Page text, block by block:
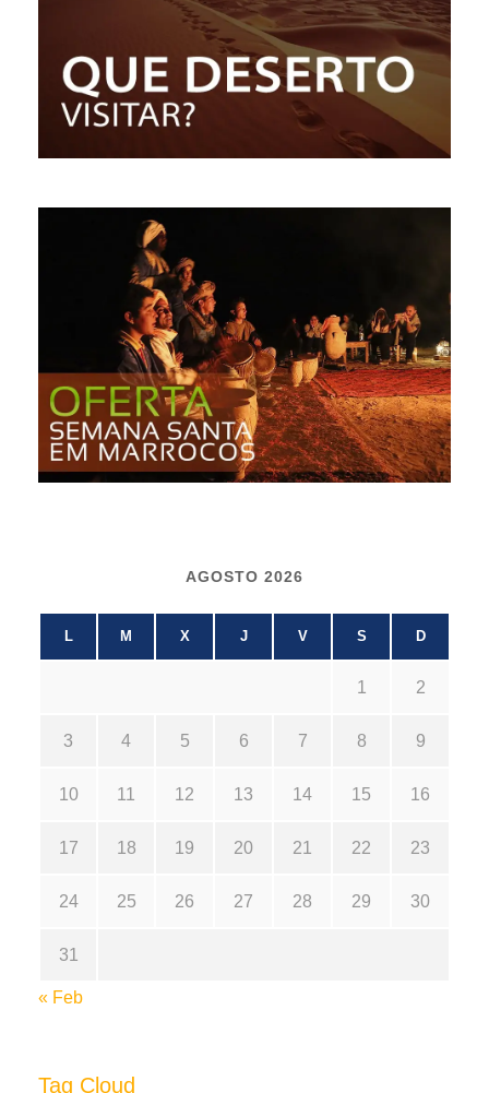
AGOSTO 2026
L M X J V S D
1 2
3 4 5 6 7 8 9
10 11 12 13 14 15 16
17 18 19 20 21 22 23
24 25 26 27 28 29 30
31
« Feb
Tag Cloud